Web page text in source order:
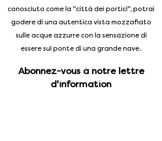
conosciuto come la "città dei portici", potrai
godere di una autentica vista mozzafiato
sulle acque azzurre con la sensazione di
essere sul ponte di una grande nave.
Abonnez-vous à notre lettre
d'information